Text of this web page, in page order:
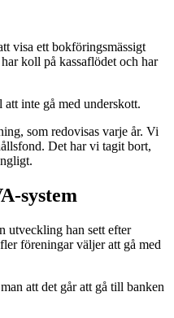
visa ett bokföringsmässigt
koll på kassaflödet och har
inte gå med underskott.
som redovisas varje år. Vi
Det har vi tagit bort,
system
utveckling han sett efter
föreningar väljer att gå med
att det går att gå till banken